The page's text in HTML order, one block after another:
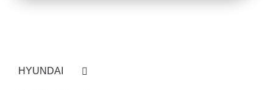
HYUNDAI